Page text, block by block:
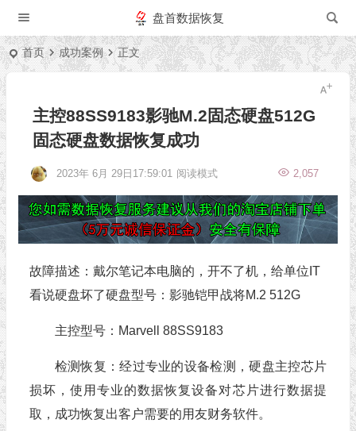
盘首数据恢复
首页 成功案例 正文
主控88SS9183影驰M.2固态硬盘512G
固态硬盘数据恢复成功
2023年 6月 29日17:59:01 2,057
阅读模式
故障描述：戴尔笔记本电脑的，开不了机，给单位IT
看说硬盘坏了硬盘型号：影驰铠甲战将M.2 512G
主控型号：Marvell 88SS9183
检测恢复：经过专业的设备检测，硬盘主控芯片
损坏，使用专业的数据恢复设备对芯片进行数据提
取，成功恢复出客户需要的用友财务软件。